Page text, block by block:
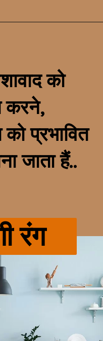
को
करने,
प्रभावित
जाता हैं..
रंग